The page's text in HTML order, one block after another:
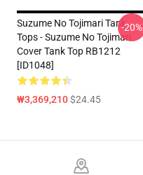
Suzume No Tojimari Tank
Tops - Suzume No Tojimari
Cover Tank Top RB1212
[ID1048]
₩3,369,210$24.45
-20%